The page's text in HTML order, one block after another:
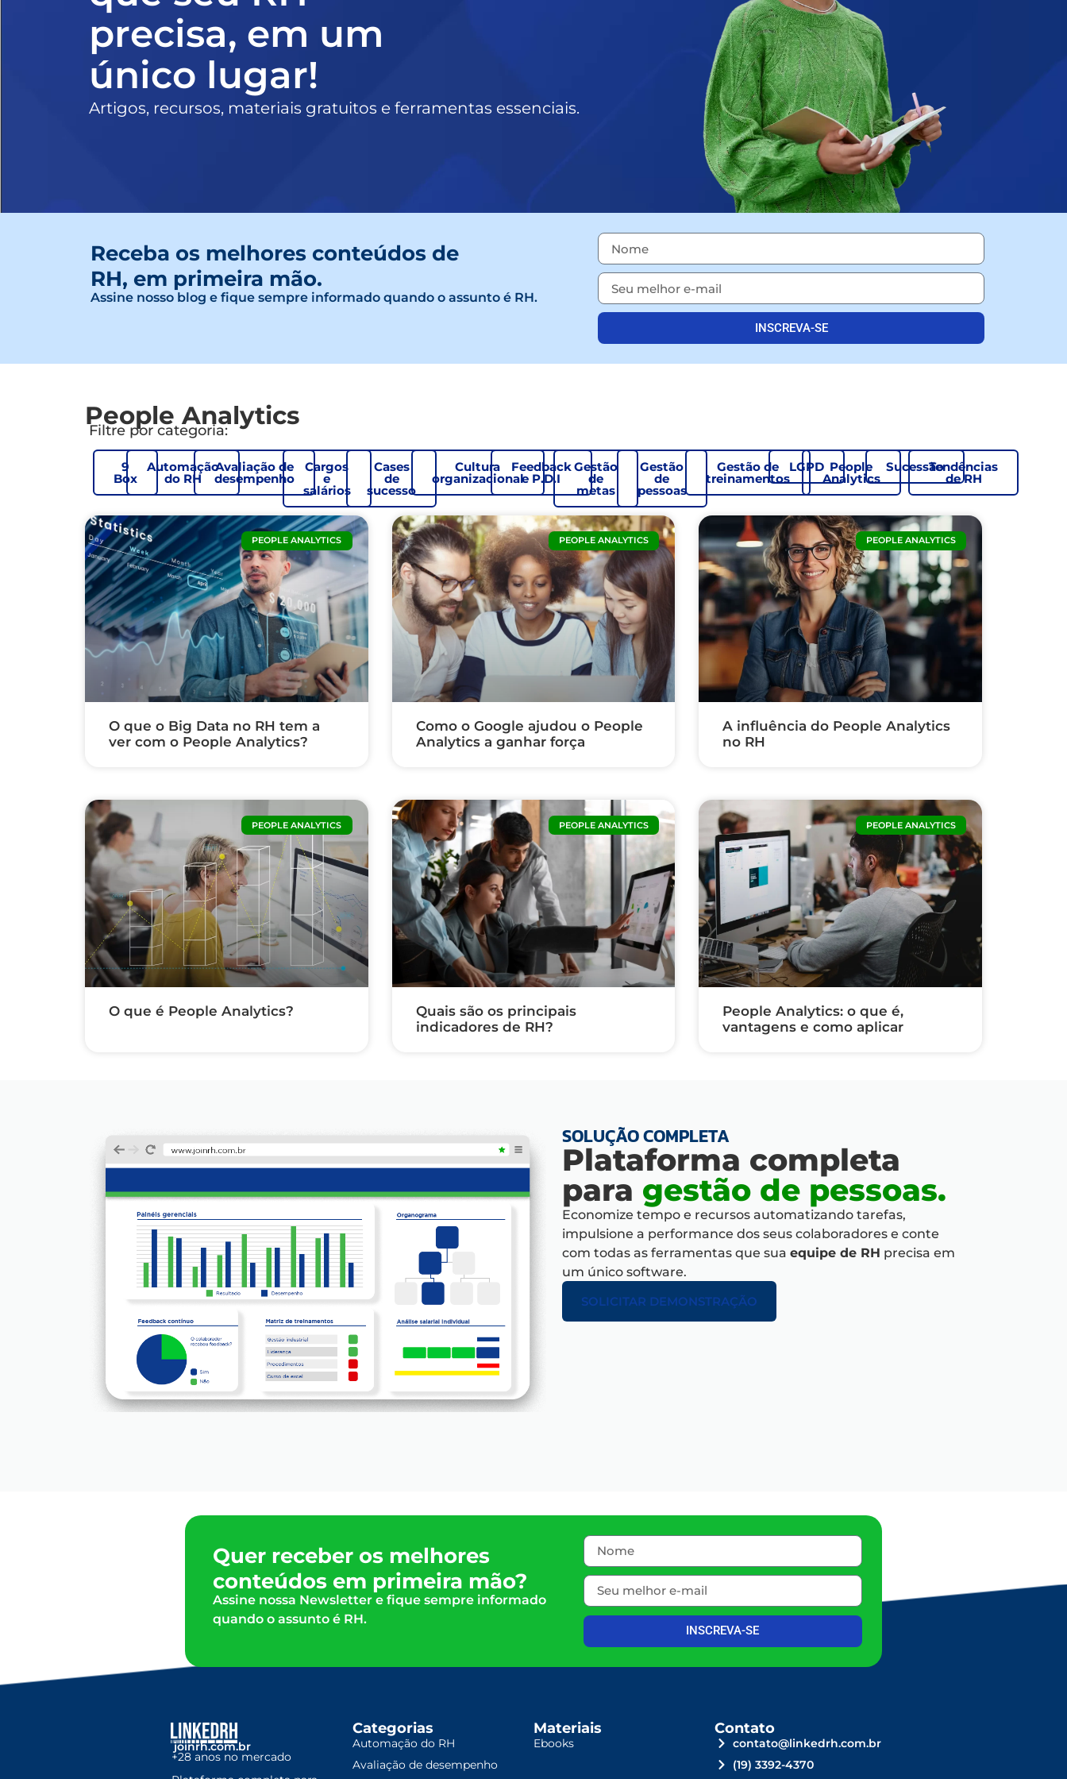
precisa, em um
único lugar!
Artigos, recursos, materiais gratuitos e ferramentas essenciais.
Receba os melhores conteúdos de
RH, em primeira mão.
Assine nosso blog e fique sempre informado quando o assunto é RH.
INSCREVA-SE
People Analytics
Filtre por categoria:
9
Box
Automação
do RH
Avaliação de
desempenho
Cargos
e
salários
Cases
de
sucesso
Cultura
organizacional
Feedback
e P.D.I
Gestão
de
metas
Gestão
de
pessoas
Gestão de
treinamentos
LGPD People
Analytics
SucessãoTendências
de RH
PEOPLE ANALYTICS
O que o Big Data no RH tem a
ver com o People Analytics?
PEOPLE ANALYTICS
Como o Google ajudou o People
Analytics a ganhar força
PEOPLE ANALYTICS
A influência do People Analytics
no RH
PEOPLE ANALYTICS
O que é People Analytics?
PEOPLE ANALYTICS
Quais são os principais
indicadores de RH?
PEOPLE ANALYTICS
People Analytics: o que é,
vantagens e como aplicar
SOLUÇÃO COMPLETA
Plataforma completa
para gestão de pessoas.
Economize tempo e recursos automatizando tarefas,
impulsione a performance dos seus colaboradores e conte
com todas as ferramentas que sua equipe de RH precisa em
um único software.
SOLICITAR DEMONSTRAÇÃO
Quer receber os melhores
conteúdos em primeira mão?
Assine nossa Newsletter e fique sempre informado
quando o assunto é RH.
INSCREVA-SE
joinrh.com.br
+28 anos no mercado
Categorias
Automação do RH
Avaliação de desempenho
Materiais
Ebooks
Contato
contato@linkedrh.com.br
(19) 3392-4370